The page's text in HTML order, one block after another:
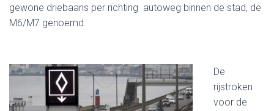
gewone driebaans per richting autoweg binnen de stad, de
M6/M7 genoemd.
De
rijstroken
voor de